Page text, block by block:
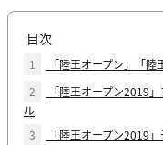
目次
1
「陸王オープン」「陸
2
「陸王オープン2019
ル
3
「陸王オープン2019